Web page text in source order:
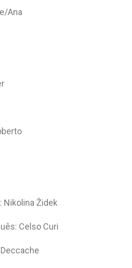
Ana
Nikolina Židek
Celso Curi